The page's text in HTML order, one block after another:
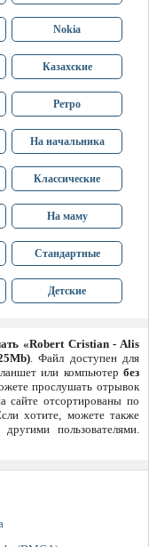
Nokia
Казахские
Ретро
На начальника
Классические
На маму
Стандартные
Детские
«Robert Cristian - Alis
. Файл доступен для
или компьютер без
прослушать отрывок
сайте отсортированы по
хотите, можете также
пользователями.